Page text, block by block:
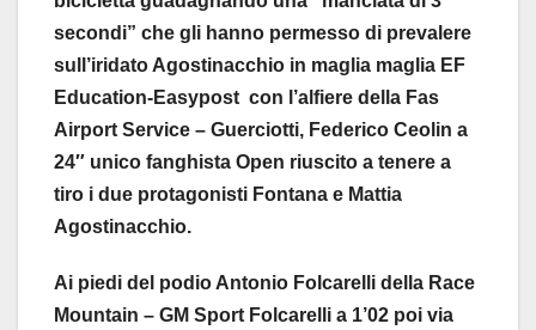
secondi” che gli hanno permesso di prevalere
sull’iridato Agostinacchio in maglia maglia EF
Education-Easypost con l’alfiere della Fas
Airport Service – Guerciotti, Federico Ceolin a
24″ unico fanghista Open riuscito a tenere a
tiro i due protagonisti Fontana e Mattia
Agostinacchio.
Ai piedi del podio Antonio Folcarelli della Race
Mountain – GM Sport Folcarelli a 1’02 poi via